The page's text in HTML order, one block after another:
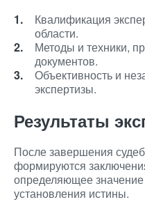
Квалификация
области.
Методы и техники,
документов.
Объективность и
экспертизы.
Результаты
После завершения
формируются
определяющее
установления истины.